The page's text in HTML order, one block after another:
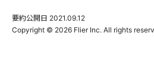
要約公開日 2021.09.12